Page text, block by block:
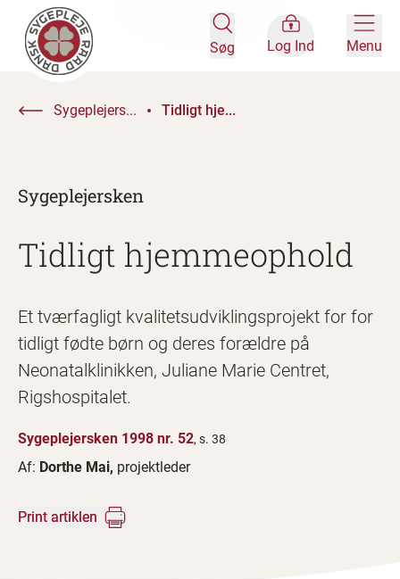
Søg Log Ind Menu
Sygeplejers... Tidligt hje...
Sygeplejersken
Tidligt hjemmeophold
Et tværfagligt kvalitetsudviklingsprojekt for for
tidligt fødte børn og deres forældre på
Neonatalklinikken, Juliane Marie Centret,
Rigshospitalet.
Sygeplejersken 1998 nr. 52, s. 38
Af: Dorthe Mai, projektleder
Print artiklen